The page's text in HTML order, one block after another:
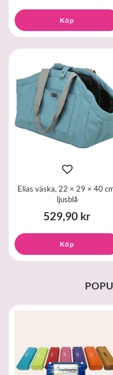
Köp
Elias väska, 22 × 29 × 40
ljusblå
529,90 kr
Köp